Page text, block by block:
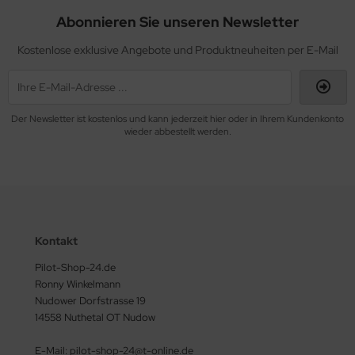
Abonnieren Sie unseren Newsletter
Kostenlose exklusive Angebote und Produktneuheiten per E-Mail
Der Newsletter ist kostenlos und kann jederzeit hier oder in Ihrem Kundenkonto
wieder abbestellt werden.
Kontakt
Pilot-Shop-24.de
Ronny Winkelmann
Nudower Dorfstrasse 19
14558 Nuthetal OT Nudow
E-Mail: pilot-shop-24@t-online.de